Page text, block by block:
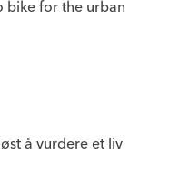
bike for the urban
å vurdere et liv